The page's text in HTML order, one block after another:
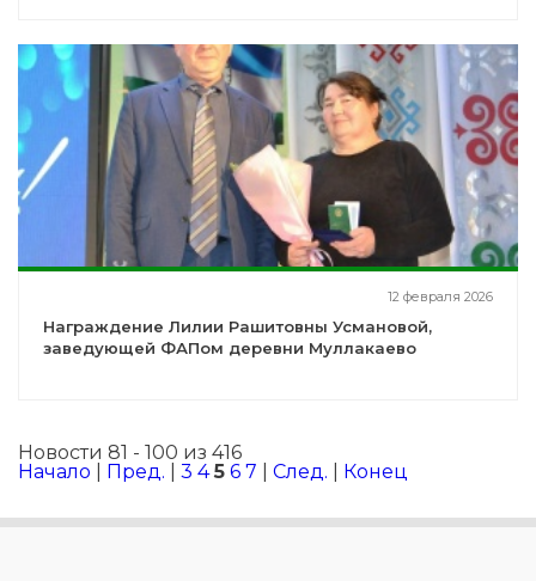
12 февраля 2026
Награждение Лилии Рашитовны Усмановой,
заведующей ФАПом деревни Муллакаево
Новости 81 - 100 из 416
Начало
Пред. 3 4 5 6 7 След. Конец